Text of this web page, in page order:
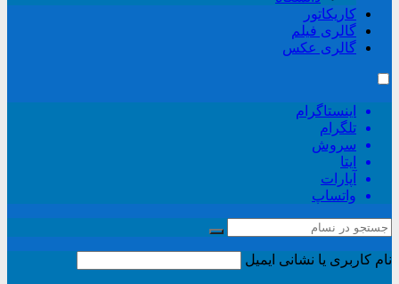
کاریکاتور
گالری فیلم
گالری عکس
اینستاگرام
تلگرام
سروش
ایتا
آپارات
واتساپ
نام کاربری یا نشانی ایمیل